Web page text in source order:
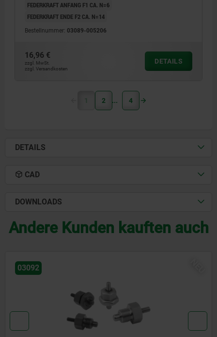
FEDERKRAFT ANFANG F1 CA. N=6
FEDERKRAFT ENDE F2 CA. N=14
Bestellnummer: 03089-005206
16,96 €
zzgl. MwSt.
zzgl. Versandkosten
DETAILS
1 2 4
DETAILS
CAD
DOWNLOADS
Andere Kunden kauften auch
03096